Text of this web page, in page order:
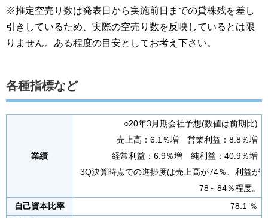
※推定空売り数は発表日から実施前日までの貸株残を差し
引きしているため、実際の空売り数を反映しているとは限
りません。ある程度の目安としてお考え下さい。
各種指標など
業績
○20年3月期会社予想(数値は前期比)
売上高：6.1％増 営業利益：8.8％増
経常利益：6.9％増 純利益：40.9％増
3Q決算時点での進捗度は売上高が74％、利益が
78～84％程度。
自己資本比率
78.1 ％